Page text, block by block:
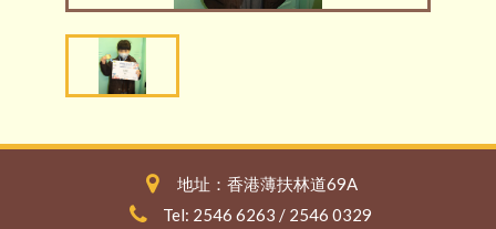
地址：香港薄扶林道69A
Tel: 2546 6263 / 2546 0329